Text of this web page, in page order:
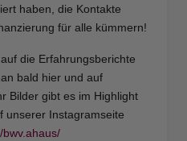
haben, die Kontakte
für alle kümmern!
die Erfahrungsberichte
bald hier und auf
Bilder gibt es im Highlight
unserer Instagramseite